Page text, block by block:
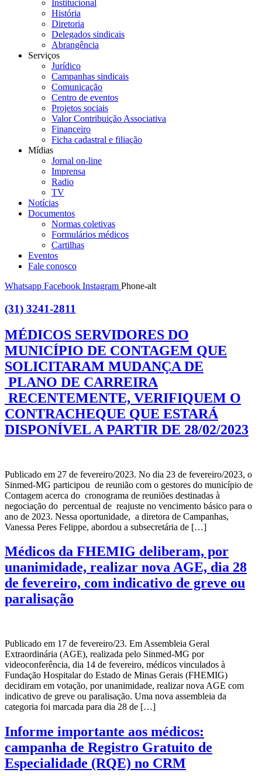
Institucional
História
Diretoria
Delegados sindicais
Abrangência
Serviços
Jurídico
Campanhas sindicais
Comunicação
Centro de eventos
Projetos sociais
Valor Contribuição Associativa
Financeiro
Ficha cadastral e filiação
Mídias
Jornal on-line
Imprensa
Radio
TV
Notícias
Documentos
Normas coletivas
Formulários médicos
Cartilhas
Eventos
Fale conosco
Whatsapp Facebook Instagram Phone-alt
(31) 3241-2811
MÉDICOS SERVIDORES DO
MUNICÍPIO DE CONTAGEM QUE
SOLICITARAM MUDANÇA DE
PLANO DE CARREIRA
RECENTEMENTE, VERIFIQUEM O
CONTRACHEQUE QUE ESTARÁ
DISPONÍVEL A PARTIR DE 28/02/2023
Publicado em 27 de fevereiro/2023. No dia 23 de fevereiro/2023, o
Sinmed-MG participou de reunião com o gestores do município de
Contagem acerca do cronograma de reuniões destinadas à
negociação do percentual de reajuste no vencimento básico para o
ano de 2023. Nessa oportunidade, a diretora de Campanhas,
Vanessa Peres Felippe, abordou a subsecretária de […]
Médicos da FHEMIG deliberam, por
unanimidade, realizar nova AGE, dia 28
de fevereiro, com indicativo de greve ou
paralisação
Publicado em 17 de fevereiro/23. Em Assembleia Geral
Extraordinária (AGE), realizada pelo Sinmed-MG por
videoconferência, dia 14 de fevereiro, médicos vinculados à
Fundação Hospitalar do Estado de Minas Gerais (FHEMIG)
decidiram em votação, por unanimidade, realizar nova AGE com
indicativo de greve ou paralisação. Uma nova assembleia da
categoria foi marcada para dia 28 de […]
Informe importante aos médicos:
campanha de Registro Gratuito de
Especialidade (RQE) no CRM